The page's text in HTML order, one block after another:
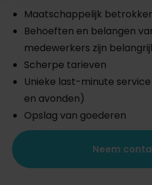
Maatschappelijk
Behoeften en belangen
medewerkers zijn
Scherpe tarieven
Unieke last-minute
en avonden)
Opslag van goederen
Neem